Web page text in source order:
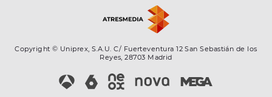
Copyright © Uniprex, S.A.U. C/ Fuerteventura 12 San Sebastián de los
Reyes, 28703 Madrid